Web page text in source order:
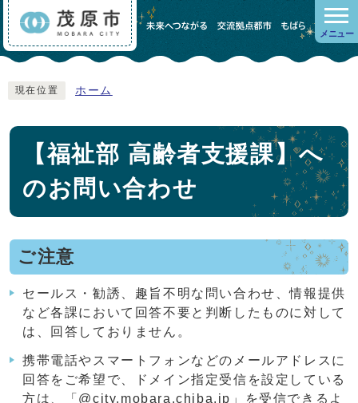
メニュー
現在位置 ホーム
【福祉部 高齢者支援課】へ
のお問い合わせ
ご注意
セールス・勧誘、趣旨不明な問い合わせ、情報提供
など各課において回答不要と判断したものに対して
は、回答しておりません。
携帯電話やスマートフォンなどのメールアドレスに
回答をご希望で、ドメイン指定受信を設定している
方は、「@city.mobara.chiba.jp」を受信できるよ